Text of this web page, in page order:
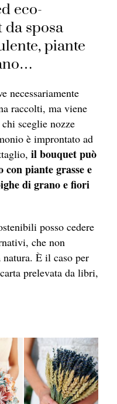
eco-
sposa
piante
necessariamente
raccolti, ma viene
sceglie nozze
è improntato ad
il bouquet può
con piante grasse e
di grano e fiori
posso cedere
che non
È il caso per
prelevata da libri,